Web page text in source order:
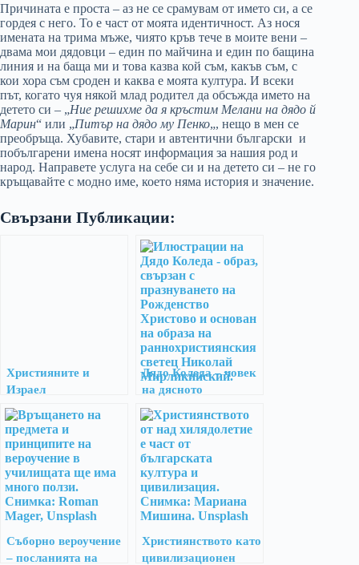
Причината е проста – аз не се срамувам от името си, а се
гордея с него. То е част от моята идентичност. Аз нося
имената на трима мъже, чиято кръв тече в моите вени –
двама мои дядовци – един по майчина и един по бащина
линия и на баща ми и това казва кой съм, какъв съм, с
кои хора съм сроден и каква е моята култура. И всеки
път, когато чуя някой млад родител да обсъжда името на
детето си – „Ние решихме да я кръстим Мелани на дядо й
Марин“ или „Питър на дядо му Пенко„, нещо в мен се
преобръща. Хубавите, стари и автентични български и
побългарени имена носят информация за нашия род и
народ. Направете услуга на себе си и на детето си – не го
кръщавайте с модно име, което няма история и значение.
Свързани Публикации:
Християните и
Израел
Дядо Коледа – човек
на дясното
Съборно вероучение
– посланията на
Християнството като
цивилизационен